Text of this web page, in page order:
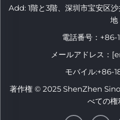
Add: 1階と3階、深圳市宝安区
地
電話番号： +86-
メールアドレス：
モバイル:+86-
著作権 © 2025 ShenZhen
べての権